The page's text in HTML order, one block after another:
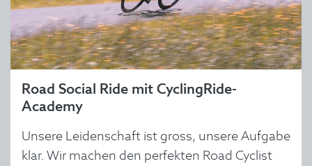
Road Social Ride mit CyclingRide-
Academy
Unsere Leidenschaft ist gross, unsere Aufgabe
klar. Wir machen den perfekten Road Cyclist